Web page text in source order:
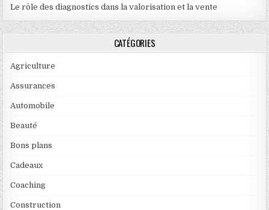
Le rôle des diagnostics dans la valorisation et la vente
CATÉGORIES
Agriculture
Assurances
Automobile
Beauté
Bons plans
Cadeaux
Coaching
Construction